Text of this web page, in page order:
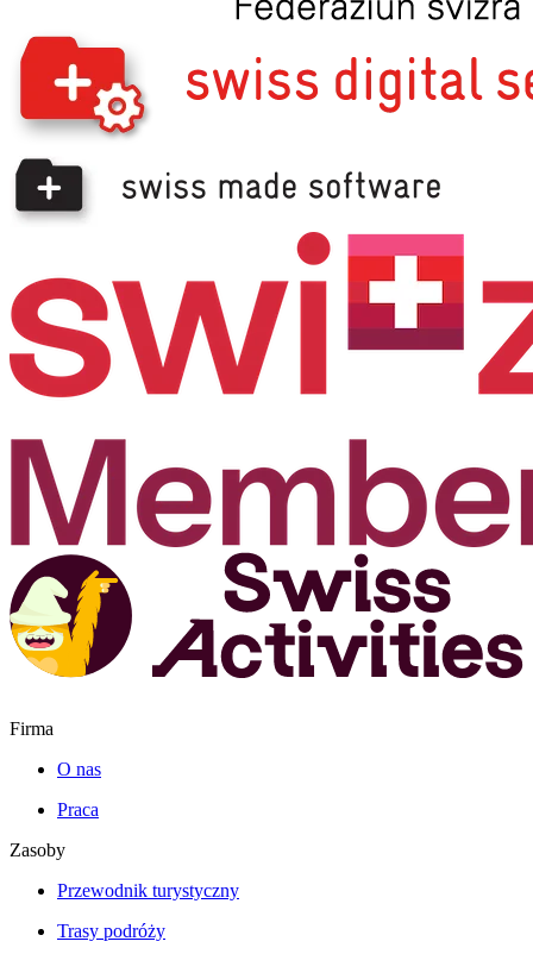
Firma
O nas
Praca
Zasoby
Przewodnik turystyczny
Trasy podróży